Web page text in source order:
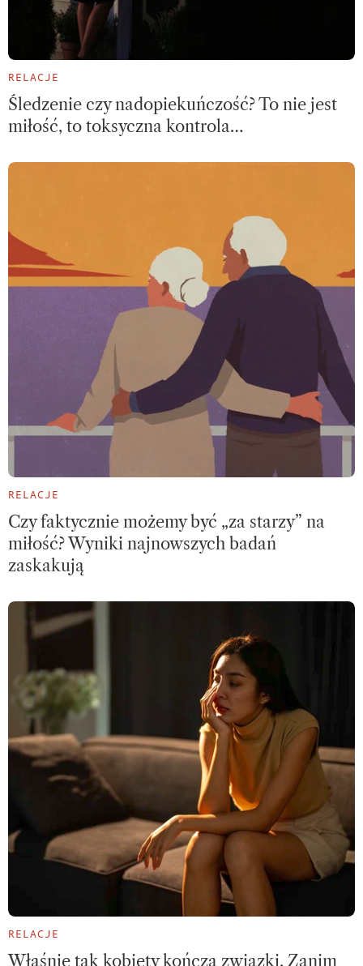
RELACJE
Śledzenie czy nadopiekuńczość? To nie jest
miłość, to toksyczna kontrola…
RELACJE
Czy faktycznie możemy być „za starzy” na
miłość? Wyniki najnowszych badań
zaskakują
RELACJE
Właśnie tak kobiety kończą związki. Zanim